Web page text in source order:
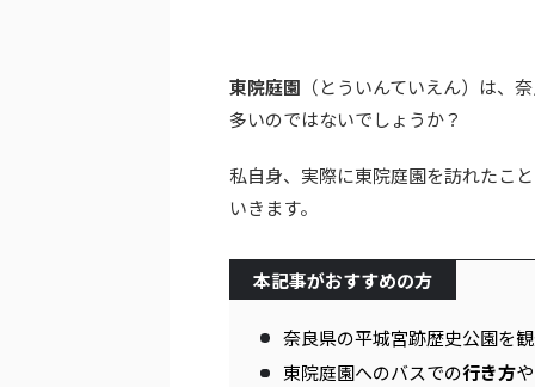
東院庭園 （とういんていえん）は、
多いのではないでしょうか？
私自身、実際に東院庭園を訪れたこ
いきます。
本記事がおすすめの方
奈良県の平城宮跡歴史公園を観
東院庭園へのバスでの行き方